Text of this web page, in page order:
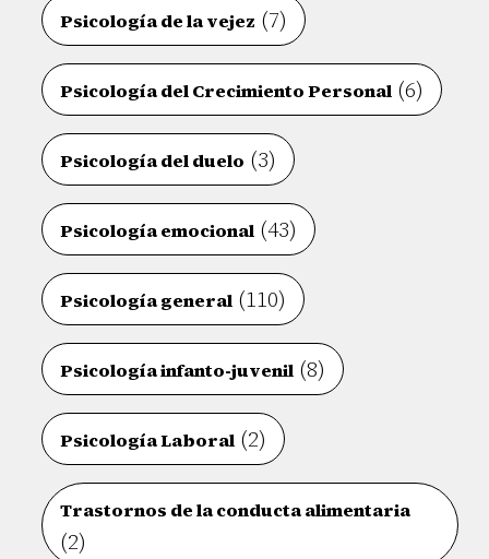
Psicología de la vejez (7)
Psicología del Crecimiento Personal (6)
Psicología del duelo (3)
Psicología emocional (43)
Psicología general (110)
Psicología infanto-juvenil (8)
Psicología Laboral (2)
Trastornos de la conducta alimentaria
(2)